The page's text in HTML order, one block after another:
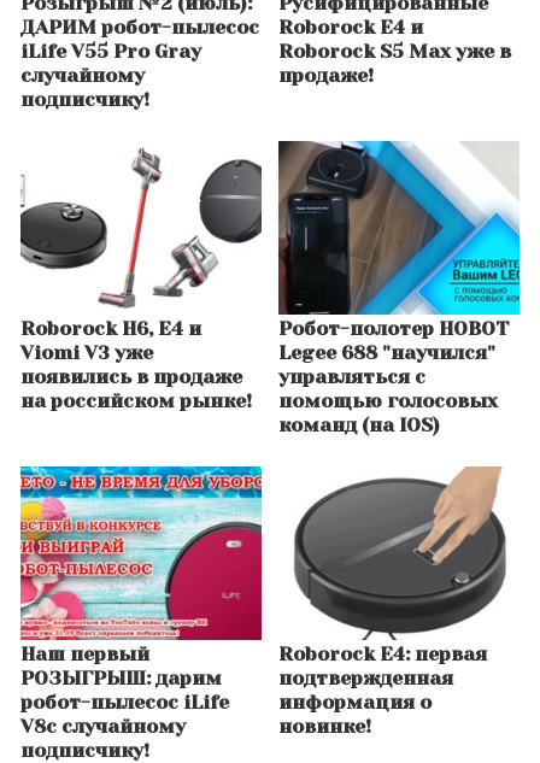
ДАРИМ робот-пылесос
iLife V55 Pro Gray
случайному
подписчику!
Roborock E4 и
Roborock S5 Max уже в
продаже!
Roborock H6, E4 и
Viomi V3 уже
появились в продаже
на российском рынке!
Робот-полотер HOBOT
Legee 688 "научился"
управляться с
помощью голосовых
команд (на IOS)
Наш первый
РОЗЫГРЫШ: дарим
робот-пылесос iLife
V8c случайному
подписчику!
Roborock E4: первая
подтвержденная
информация о
новинке!